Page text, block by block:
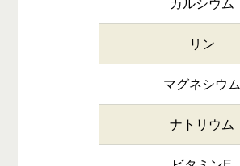
カルシウム
リン
マグネシウム
ナトリウム